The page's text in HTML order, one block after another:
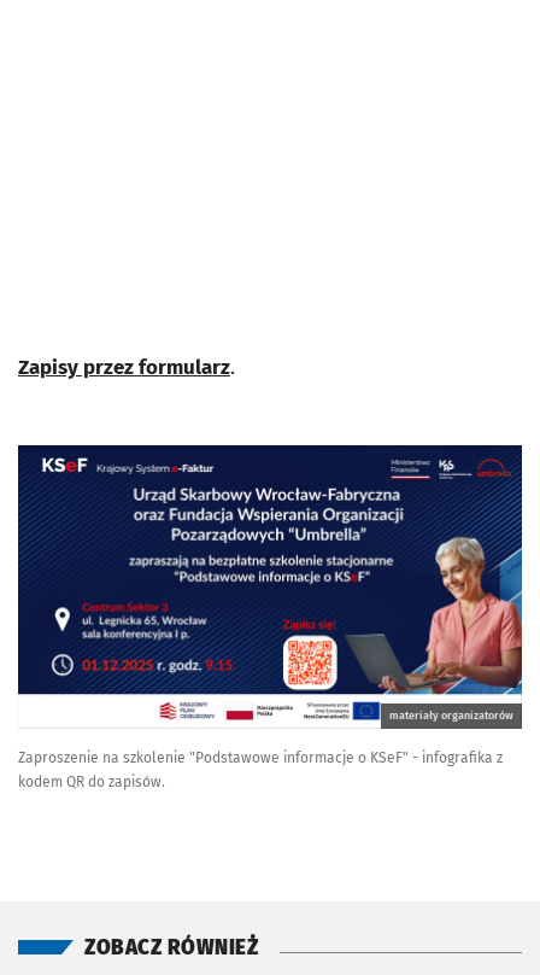
Zapisy przez formularz.
materiały organizatorów
Zaproszenie na szkolenie "Podstawowe informacje o KSeF" - infografika z
kodem QR do zapisów.
ZOBACZ RÓWNIEŻ